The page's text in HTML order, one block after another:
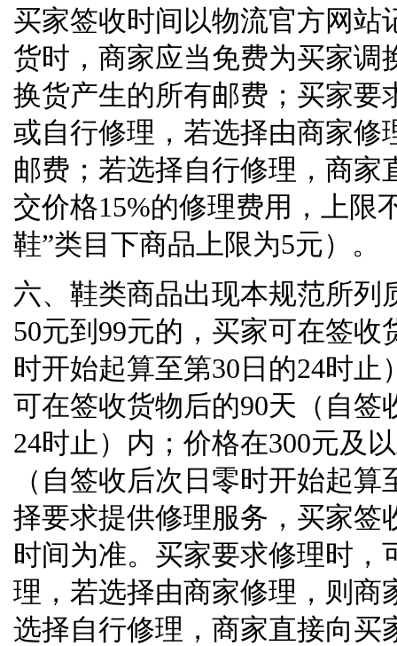
买家签收时间以物流官方网
货时，商家应当免费为买家
换货产生的所有邮费；买家要
或自行修理，若选择由商家修
邮费；若选择自行修理，商
交价格15%的修理费用，上限
鞋”类目下商品上限为5元）。
六、鞋类商品出现本规范所
50元到 99元的，买家可在签收
时开始起算至第30 日的24时止
可在签收货物后的90天（自签
24时止）内；价格在300元及
（自签收后次日零时开始起算
择要求提供修理服务，买家签
时间为准。买家要求修理时
理，若选择由商家修理，则商
选择自行修理，商家直接向买